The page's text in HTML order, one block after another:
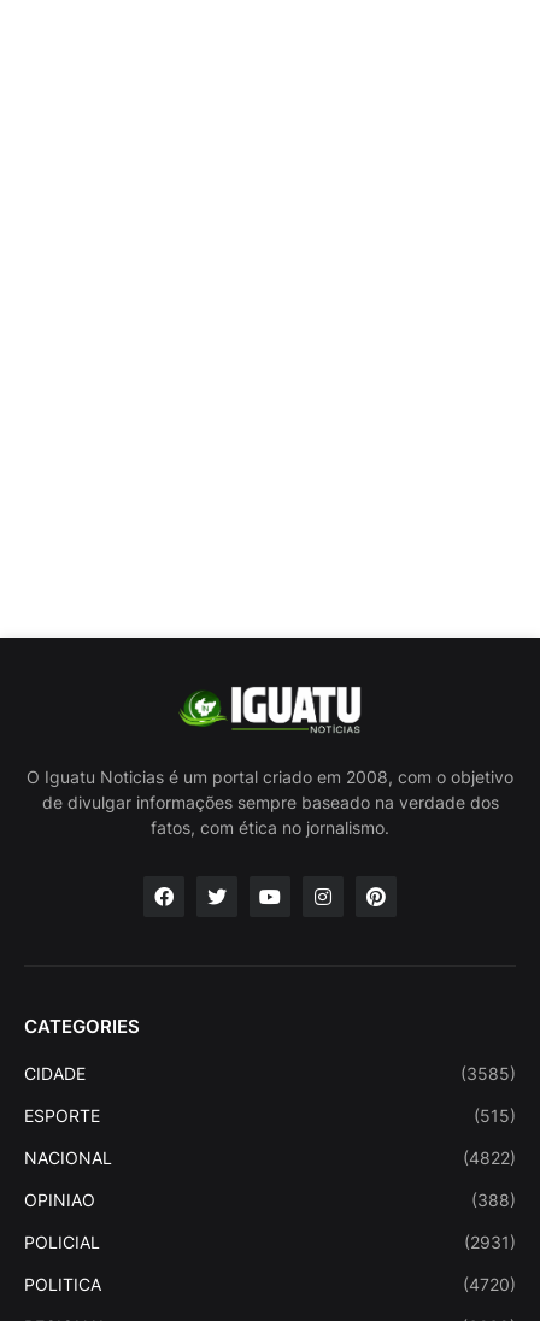
O Iguatu Noticias é um portal criado em 2008, com o objetivo
de divulgar informações sempre baseado na verdade dos
fatos, com ética no jornalismo.
CATEGORIES
CIDADE (3585)
ESPORTE (515)
NACIONAL (4822)
OPINIAO (388)
POLICIAL (2931)
POLITICA (4720)